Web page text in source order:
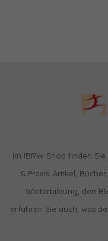
Im IBRW Shop finden
& Praxis: Artikel,
Weiterbildung, den
erfahren Sie auch, was